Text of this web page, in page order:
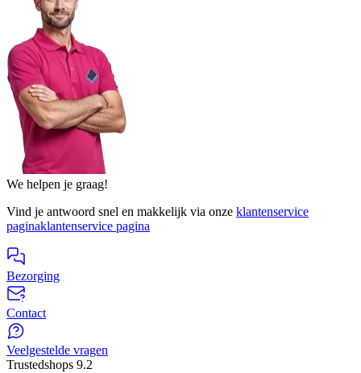
We helpen je graag!
Vind je antwoord snel en makkelijk via onze klantenservice
paginaklantenservice pagina
Bezorging
Contact
Veelgestelde vragen
Trustedshops 9.2